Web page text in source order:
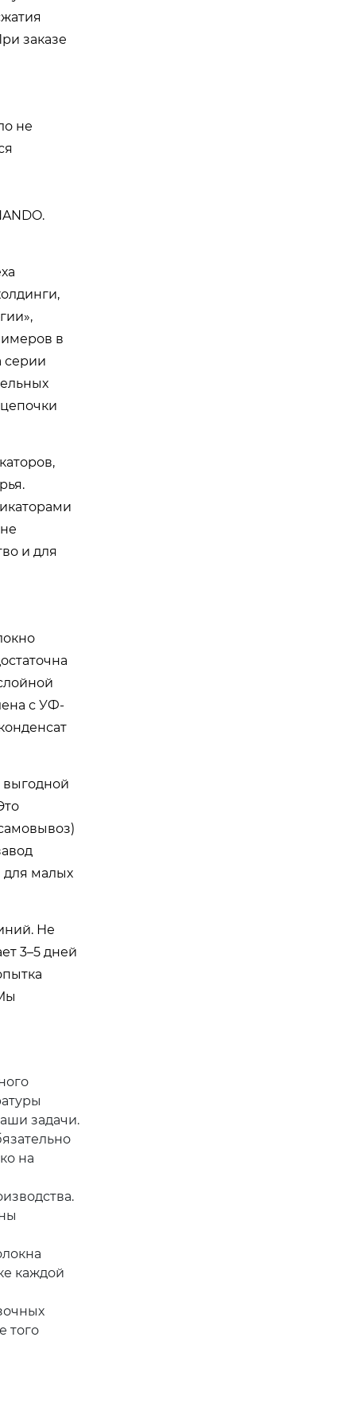
заказе
не
в
серии
и для
с УФ-
выгодной
для малых
Не
3–5 дней
задачи.
на
каждой
того